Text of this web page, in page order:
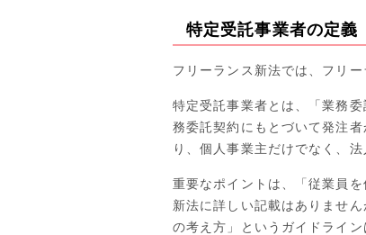
特定受託事業者の定義
フリーランス新法では、フリ
特定受託事業者とは、「業務
務委託契約にもとづいて発注
り、個人事業主だけでなく、
重要なポイントは、「従業員
新法に詳しい記載はありませ
の考え方」というガイドライ